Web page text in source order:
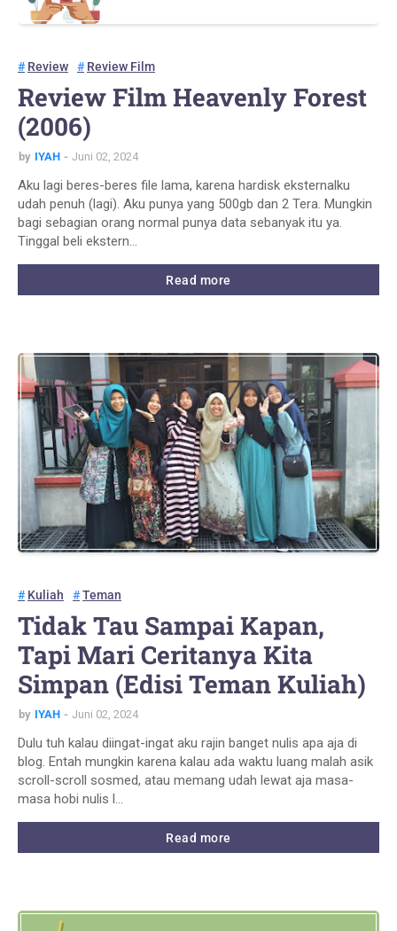
Review Review Film
Review Film Heavenly Forest
(2006)
by IYAH Juni 02, 2024
Aku lagi beres-beres file lama, karena hardisk eksternalku
udah penuh (lagi). Aku punya yang 500gb dan 2 Tera. Mungkin
bagi sebagian orang normal punya data sebanyak itu ya.
Tinggal beli ekstern…
Read more
Kuliah Teman
Tidak Tau Sampai Kapan,
Tapi Mari Ceritanya Kita
Simpan (Edisi Teman Kuliah)
by IYAH Juni 02, 2024
Dulu tuh kalau diingat-ingat aku rajin banget nulis apa aja di
blog. Entah mungkin karena kalau ada waktu luang malah asik
scroll-scroll sosmed, atau memang udah lewat aja masa-
masa hobi nulis l…
Read more